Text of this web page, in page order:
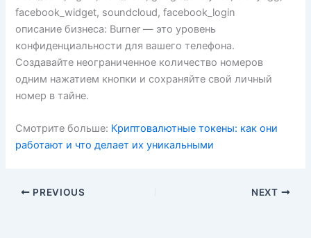
facebook_widget, soundcloud, facebook_login
описание бизнеса: Burner — это уровень
конфиденциальности для вашего телефона.
Создавайте неограниченное количество номеров
одним нажатием кнопки и сохраняйте свой личный
номер в тайне.
Смотрите больше: Криптовалютные токены: как они
работают и что делает их уникальными
PREVIOUS NEXT